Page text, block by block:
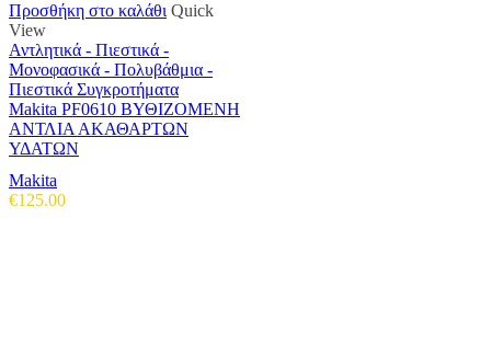
Προσθήκη στο καλάθι Quick
View
Αντλητικά - Πιεστικά -
Μονοφασικά - Πολυβάθμια -
Πιεστικά Συγκροτήματα
Makita PF0610 ΒΥΘΙΖΟΜΕΝΗ
ΑΝΤΛΙΑ ΑΚΑΘΑΡΤΩΝ
ΥΔΑΤΩΝ
Makita
€125.00